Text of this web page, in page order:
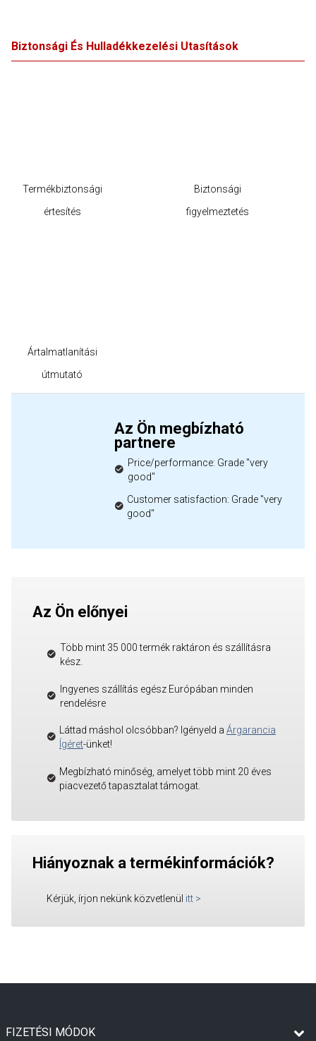
Biztonsági És Hulladékkezelési Utasítások
Termékbiztonsági
értesítés
Biztonsági
figyelmeztetés
Ártalmatlanítási
útmutató
Az Ön megbízható
partnere
Price/performance: Grade "very
good"
Customer satisfaction: Grade "very
good"
Az Ön előnyei
Több mint 35 000 termék raktáron és szállításra
kész.
Ingyenes szállítás egész Európában minden
rendelésre
Láttad máshol olcsóbban? Igényeld a Árgarancia
Ígéret-ünket!
Megbízható minőség, amelyet több mint 20 éves
piacvezető tapasztalat támogat.
Hiányoznak a termékinformációk?
Kérjük, írjon nekünk közvetlenül itt >
FIZETÉSI MÓDOK